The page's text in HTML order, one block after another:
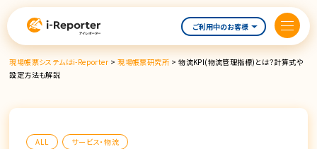
容
ご利用中のお客様
現場帳票システムはi-Reporter >現場帳票研究所 >物流KPI(物流管理指標)とは？計算式や
設定方法も解説
ALL サービス・物流